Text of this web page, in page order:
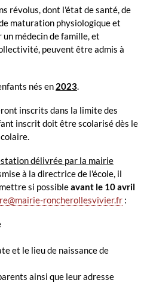
révolus, dont l'état de santé, de
maturation physiologique et
médecin de famille, et
peuvent être admis à
nés en 2023.
inscrits dans la limite des
inscrit doit être scolarisé dès le
délivrée par la mairie
à la directrice de l'école, il
si possibleavant le 10 avril
roncherollesvivier.fr :
et le lieu de naissance de
ainsi que leur adresse